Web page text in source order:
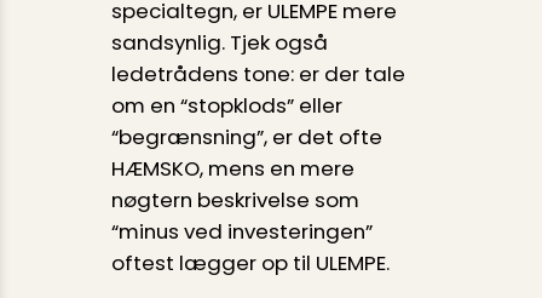
specialtegn, er ULEMPE mere
sandsynlig. Tjek også
ledetrådens tone: er der tale
om en “stopklods” eller
“begrænsning”, er det ofte
HÆMSKO, mens en mere
nøgtern beskrivelse som
“minus ved investeringen”
oftest lægger op til ULEMPE.